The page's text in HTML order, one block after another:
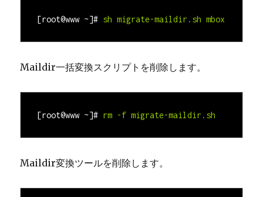
[root@www ~]# sh migrate-maildir.sh mbox
Maildir一括変換スクリプトを削除します。
[root@www ~]# rm -f migrate-maildir.sh
Maildir変換ツールを削除します。